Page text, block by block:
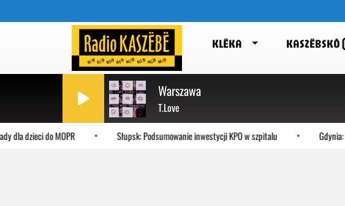
KLËKA KASZËBSKÔ
Warszawa
T.Love
do MOPR Słupsk: Podsumowanie inwestycji KPO w szpitalu Gdynia: